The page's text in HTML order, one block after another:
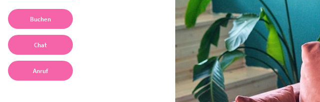
Buchen
Chat
Anruf